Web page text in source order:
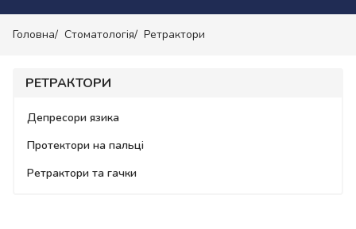
Головна Стоматологія Ретрактори
РЕТРАКТОРИ
Депресори язика
Протектори на пальці
Ретрактори та гачки